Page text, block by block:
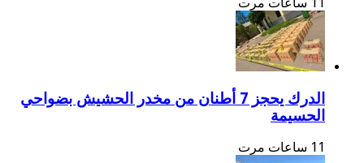
الدرك يحجز 7 أطنان من مخدر الحشيش بضواحي
الحسيمة